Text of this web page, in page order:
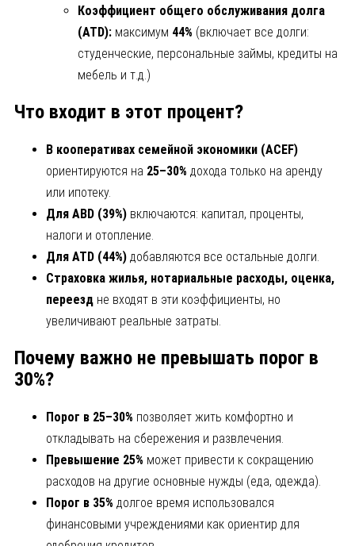
Коэффициент общего обслуживания долга
(ATD): максимум 44% (включает все долги:
студенческие, персональные займы, кредиты на
мебель и т.д.)
Что входит в этот процент?
В кооперативах семейной экономики (ACEF)
ориентируются на 25–30% дохода только на аренду
или ипотеку.
Для ABD (39%) включаются: капитал, проценты,
налоги и отопление.
Для ATD (44%) добавляются все остальные долги.
Страховка жилья, нотариальные расходы, оценка,
переезд не входят в эти коэффициенты, но
увеличивают реальные затраты.
Почему важно не превышать порог в
30%?
Порог в 25–30% позволяет жить комфортно и
откладывать на сбережения и развлечения.
Превышение 25% может привести к сокращению
расходов на другие основные нужды (еда, одежда).
Порог в 35% долгое время использовался
финансовыми учреждениями как ориентир для